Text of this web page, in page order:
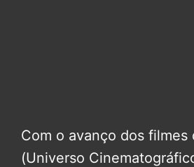
Com o avanço dos filmes
(Universo